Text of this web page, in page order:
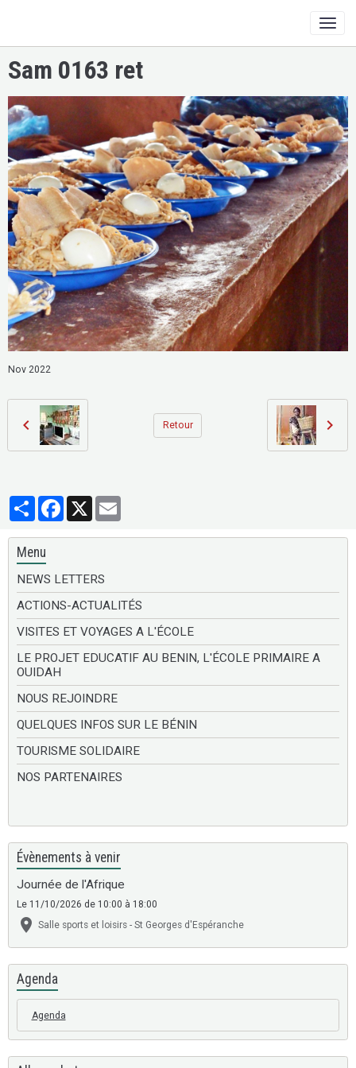
Sam 0163 ret
Nov 2022
Retour
PartagerFacebook
Menu
NEWS LETTERS
ACTIONS-ACTUALITÉS
VISITES ET VOYAGES A L'ÉCOLE
LE PROJET EDUCATIF AU BENIN, L'ÉCOLE PRIMAIRE A
OUIDAH
NOUS REJOINDRE
QUELQUES INFOS SUR LE BÉNIN
TOURISME SOLIDAIRE
NOS PARTENAIRES
Évènements à venir
Journée de l'Afrique
Le 11/10/2026 de 10:00 à 18:00
Salle sports et loisirs - St Georges d'Espéranche
Agenda
Agenda